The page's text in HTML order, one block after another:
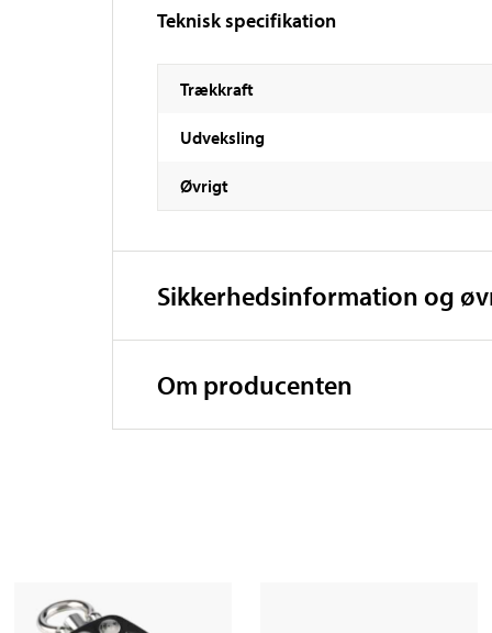
Teknisk specifikation
Trækkraft
Udveksling
Øvrigt
Sikkerhedsinformation og
Om producenten